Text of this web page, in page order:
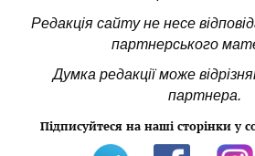
Редакція сайту не несе
партнерського
Думка редакції може
партнера.
Підписуйтеся на наші сторінки у